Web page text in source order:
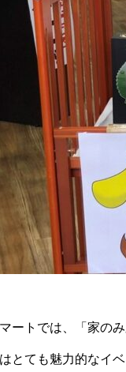
ートでは、「家の
とても魅力的なイ